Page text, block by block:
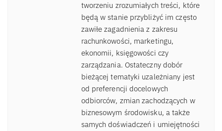
tworzeniu zrozumiałych treści, które
będą w stanie przybliżyć im często
zawiłe zagadnienia z zakresu
rachunkowości, marketingu,
ekonomii, księgowości czy
zarządzania. Ostateczny dobór
bieżącej tematyki uzależniany jest
od preferencji docelowych
odbiorców, zmian zachodzących w
biznesowym środowisku, a także
samych doświadczeń i umiejętności